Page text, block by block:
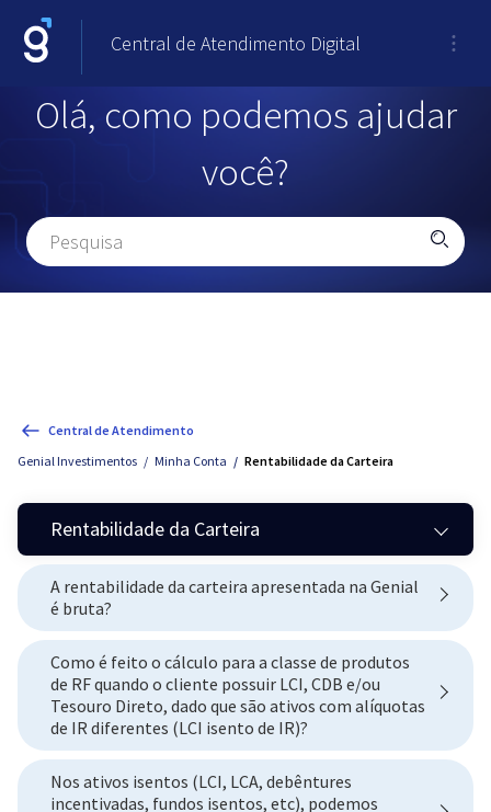
Central de Atendimento Digital
Olá, como podemos ajudar
você?
Central de Atendimento
Genial Investimentos
Minha Conta Rentabilidade da Carteira
Rentabilidade da Carteira
A rentabilidade da carteira apresentada na Genial
é bruta?
Como é feito o cálculo para a classe de produtos
de RF quando o cliente possuir LCI, CDB e/ou
Tesouro Direto, dado que são ativos com alíquotas
de IR diferentes (LCI isento de IR)?
Nos ativos isentos (LCI, LCA, debêntures
incentivadas, fundos isentos, etc), podemos